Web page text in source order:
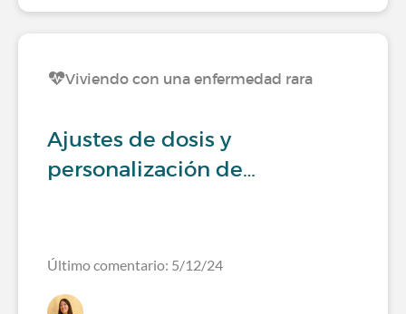
Viviendo con una enfermedad rara
Ajustes de dosis y
personalización de…
Último comentario: 5/12/24